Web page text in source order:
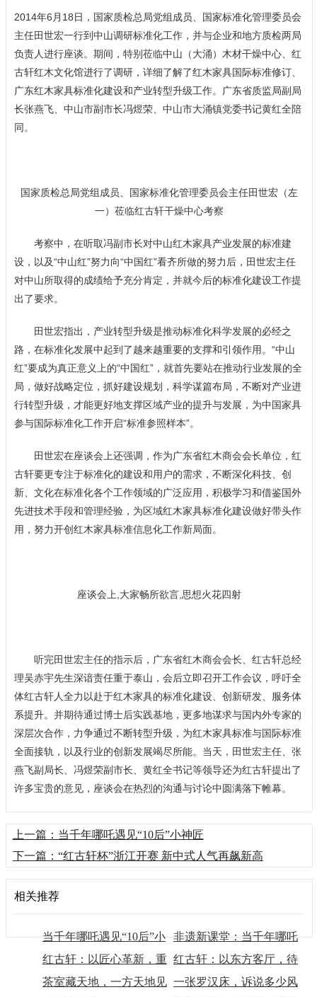
2014年6月18日，国家质检总局党组成员、国家标准化管理委员会
主任田世宏一行到中山调研标准化工作，并与企业和地方质检两局
负责人进行座谈。期间，特别莅临中山（大涌）木材干燥中心、红
古轩红木文化馆进行了调研，详细了解了红木家具国际标准修订、
广东红木家具标准化建设和产业转型升级工作。广东省质监局副局
长张燕飞、中山市副市长冯煜荣、中山市大涌镇党委书记黄红全陪
同。
国家质检总局党组成员、国家标准化管理委员会主任田世宏（左
一）莅临红古轩干燥中心考察
考察中，在听取冯副市长对中山红木家具产业发展的标准建
设，以及“中山红”努力向“中国红”看齐所做的努力后，田世宏主任
对中山所取得的成绩给予充分肯定，并就今后的标准化建设工作提
出了要求。
田世宏指出，产业转型升级是推动标准化科学发展的必经之
路，在标准化发展中起到了越来越重要的支撑和引领作用。“中山
红”要成为真正意义上的“中国红”，就首先要站在推动行业发展的全
局，做好战略定位，抓好建设规划，科学谋篇布局，不断对产业进
行转型升级，才能更好地支撑区域产业的提升与发展，为中国家具
参与国际标准化工作开启“标准参照样本”。
田世宏在座谈会上还强调，作为广东省红木商会会长单位，红
古轩要更专注于标准化的建设和用户的需求，不断深化科技、创
新、文化在标准化各个工作领域的广泛应用，积极学习和借鉴国外
先进技术手段和管理经验，为区域红木家具标准化建设做好带头作
用，努力开创红木家具标准信息化工作新局面。
座谈会上,大家畅所欲言,思想火花四射
听完田世宏主任的指示后，广东省红木商会会长、红古轩总经
理吴赤宇先生深谙责任重于泰山，会后立即召开工作会议，呼吁全
体红古轩人全力以赴于红木家具的标准化建设、创新研发、服务体
系提升。并期待通过博士后实践基地，更多地谋求与国内外专家的
深层次合作，力争通过不断转型升级，为红木家具标准与国际标准
全面接轨，以及行业的创新发展竭尽所能。当天，田世宏主任、张
燕飞副局长、冯煜荣副市长、黄红全书记等领导还为红古轩提出了
许多宝贵的意见，座谈会在热烈的沟通与讨论中圆满落下帷幕。
上一篇：当千年哪吒遇见“10后”小神匠
下一篇：“红古轩杯”浙江开赛 新中式人气再飙新高
相关推荐
当千年哪吒遇见“10后”小
神匠
非遗新课堂：当千年哪吒
与10后，共创“国潮”
红古轩：以匠心革新，重
塑东方生活美学
红古轩：以东方客厅，待
世界来宾
茶室藏天地，一方天地见 一张罗汉床，诉说多少风